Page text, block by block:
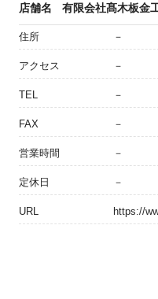
店舗名 有限会社髙木板金
住所 －
アクセス －
TEL －
FAX －
営業時間 －
定休日 －
URL https://